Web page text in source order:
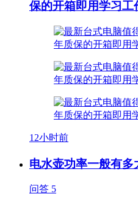
保的开箱即用学习工
12小时前
电水壶功率一般有多
问答 5